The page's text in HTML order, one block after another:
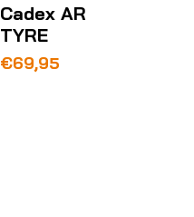
Cadex AR
TYRE
€69,95